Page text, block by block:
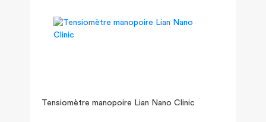
Tensiomètre manopoire Lian Nano Clinic